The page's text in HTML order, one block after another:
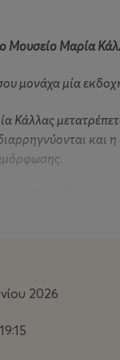
Μουσείο Μαρία
μονάχα μία
Κάλλας
και
οι διαδρομές
σοπράνο,
κανείς στον
μια παράσταση,
2026